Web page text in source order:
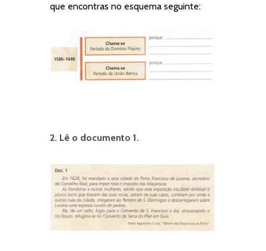
que encontras no esquema seguinte:
2. Lê o documento 1.